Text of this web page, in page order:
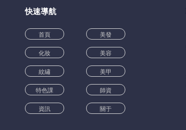
快速導航
首頁 美發
化妝 美容
紋繡 美甲
特色課 師資
資訊 關于